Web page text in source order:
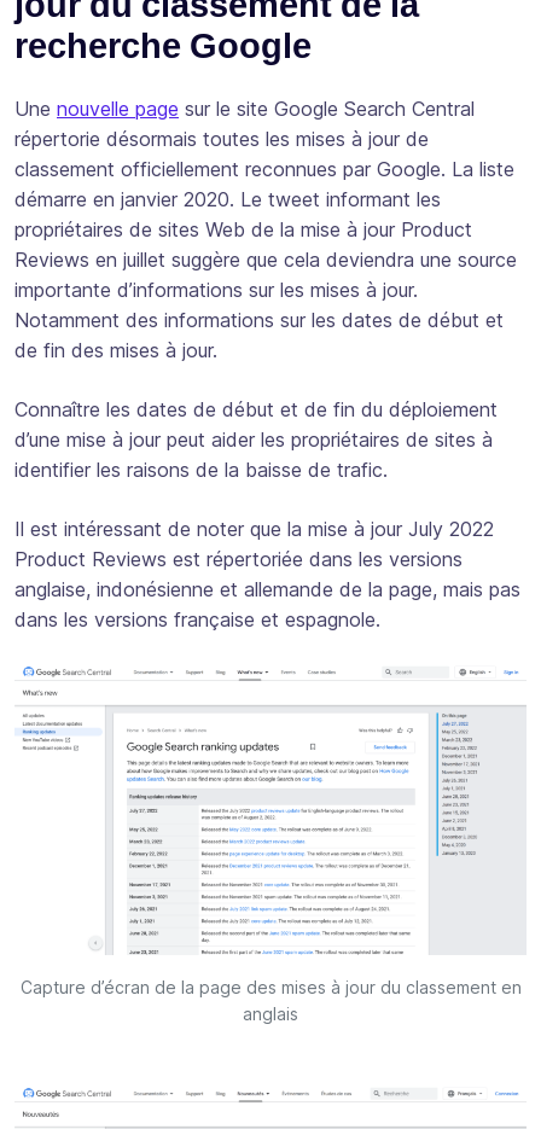
recherche Google
Une nouvelle page sur le site Google Search Central
répertorie désormais toutes les mises à jour de
classement officiellement reconnues par Google. La liste
démarre en janvier 2020. Le tweet informant les
propriétaires de sites Web de la mise à jour Product
Reviews en juillet suggère que cela deviendra une source
importante d’informations sur les mises à jour.
Notamment des informations sur les dates de début et
de fin des mises à jour.
Connaître les dates de début et de fin du déploiement
d’une mise à jour peut aider les propriétaires de sites à
identifier les raisons de la baisse de trafic.
Il est intéressant de noter que la mise à jour July 2022
Product Reviews est répertoriée dans les versions
anglaise, indonésienne et allemande de la page, mais pas
dans les versions française et espagnole.
Capture d’écran de la page des mises à jour du classement en
anglais